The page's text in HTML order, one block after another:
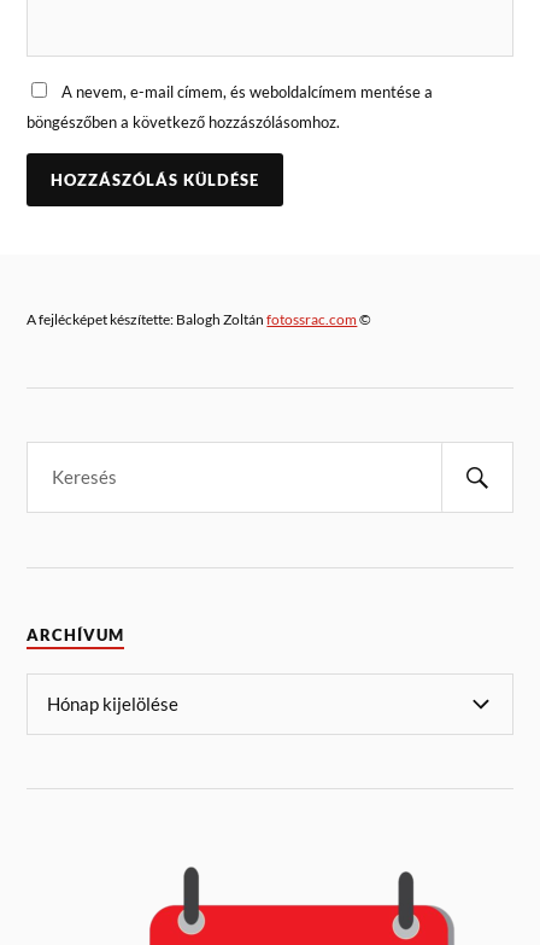
A nevem, e-mail címem, és weboldalcímem mentése a
böngészőben a következő hozzászólásomhoz.
A fejlécképet készítette: Balogh Zoltánfotossrac.com©
ARCHÍVUM